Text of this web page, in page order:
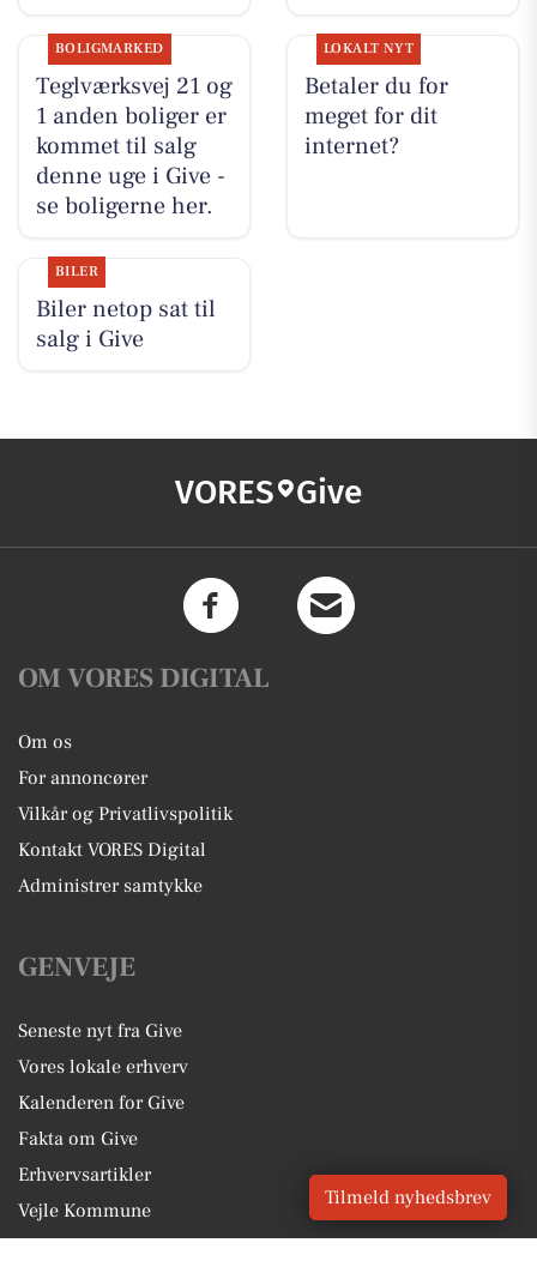
BOLIGMARKED
Teglværksvej 21 og
1 anden boliger er
kommet til salg
denne uge i Give -
se boligerne her.
LOKALT NYT
Betaler du for
meget for dit
internet?
BILER
Biler netop sat til
salg i Give
VORES Give
OM VORES DIGITAL
Om os
For annoncører
Vilkår og Privatlivspolitik
Kontakt VORES Digital
Administrer samtykke
GENVEJE
Seneste nyt fra Give
Vores lokale erhverv
Kalenderen for Give
Fakta om Give
Erhvervsartikler
Vejle Kommune
Tilmeld nyhedsbrev